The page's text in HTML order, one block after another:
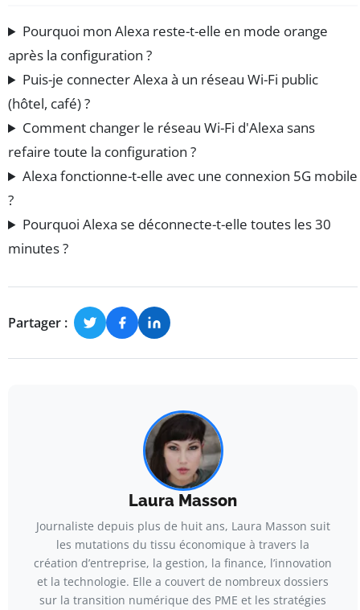
Pourquoi mon Alexa reste-t-elle en mode orange
après la configuration ?
Puis-je connecter Alexa à un réseau Wi-Fi public
(hôtel, café) ?
Comment changer le réseau Wi-Fi d'Alexa sans
refaire toute la configuration ?
Alexa fonctionne-t-elle avec une connexion 5G mobile
?
Pourquoi Alexa se déconnecte-t-elle toutes les 30
minutes ?
Partager :
Laura Masson
Journaliste depuis plus de huit ans, Laura Masson suit
les mutations du tissu économique à travers la
création d’entreprise, la gestion, la finance, l’innovation
et la technologie. Elle a couvert de nombreux dossiers
sur la transition numérique des PME et les stratégies